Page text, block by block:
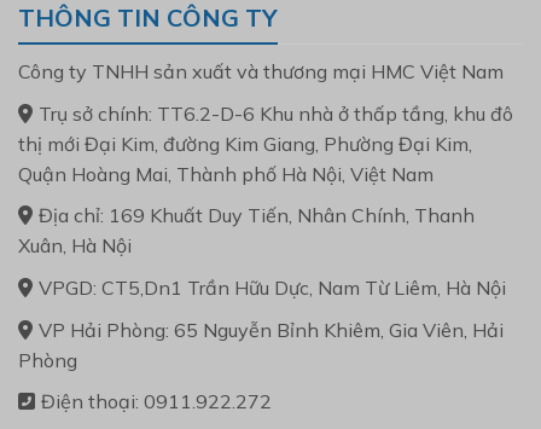
THÔNG TIN CÔNG TY
Công ty TNHH sản xuất và thương mại HMC Việt Nam
Trụ sở chính: TT6.2-D-6 Khu nhà ở thấp tầng, khu đô
thị mới Đại Kim, đường Kim Giang, Phường Đại Kim,
Quận Hoàng Mai, Thành phố Hà Nội, Việt Nam
Địa chỉ: 169 Khuất Duy Tiến, Nhân Chính, Thanh
Xuân, Hà Nội
VPGD: CT5,Dn1 Trần Hữu Dực, Nam Từ Liêm, Hà Nội
VP Hải Phòng: 65 Nguyễn Bỉnh Khiêm, Gia Viên, Hải
Phòng
Điện thoại: 0911.922.272